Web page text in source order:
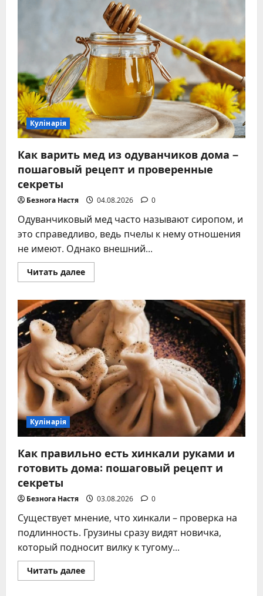
секреты
приготовления
варки
Кулінарія
Как варить мед из одуванчиков дома –
пошаговый рецепт и проверенные
секреты
Безнога Настя 04.08.2026 0
Одуванчиковый мед часто называют сиропом, и
это справедливо, ведь пчелы к нему отношения
не имеют. Однако внешний...
Читать далееПрочитать
больше
варить
мед
из
одуванчиков
дома
–
пошаговый
рецепт
и
проверенные
секреты
Кулінарія
Как правильно есть хинкали руками и
готовить дома: пошаговый рецепт и
секреты
Безнога Настя 03.08.2026 0
Существует мнение, что хинкали – проверка на
подлинность. Грузины сразу видят новичка,
который подносит вилку к тугому...
Читать далееПрочитать
больше